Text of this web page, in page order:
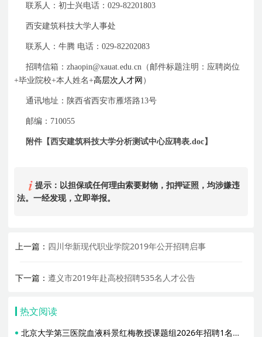
联系人：初士兴电话：029-82201803
西安建筑科技大学人事处
联系人：牛腾 电话：029-82202083
招聘信箱：zhaopin@xauat.edu.cn （邮件标题注明：应聘岗位
+毕业院校+本人姓名+高层次人才网 ）
通讯地址：陕西省西安市雁塔路13号
邮编： 710055
附件【西安建筑科技大学分析测试中心应聘表.doc】
提示：以担保或任何理由索要财物，扣押证照，均涉嫌违
法。一经发现，立即举报。
上一篇： 四川华新现代职业学院2019年公开招聘启事
下一篇：遵义市2019年赴高校招聘535名人才公告
热文阅读
北京大学第三医院血液科景红梅教授课题组2026年招聘1名博士后启事